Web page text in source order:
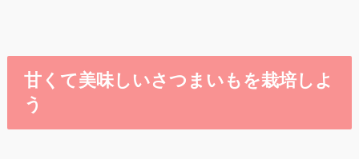
甘くて美味しいさつまいもを栽培しよ
う